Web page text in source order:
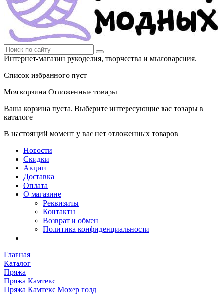
Интернет-магазин рукоделия, творчества и мыловарения.
Список избранного пуст
Моя корзина Отложенные товары
Ваша корзина пуста. Выберите интересующие вас товары в
каталоге
В настоящий момент у вас нет отложенных товаров
Новости
Скидки
Акции
Доставка
Оплата
О магазине
Реквизиты
Контакты
Возврат и обмен
Политика конфиденциальности
Главная
Каталог
Пряжа
Пряжа Камтекс
Пряжа Камтекс Мохер голд